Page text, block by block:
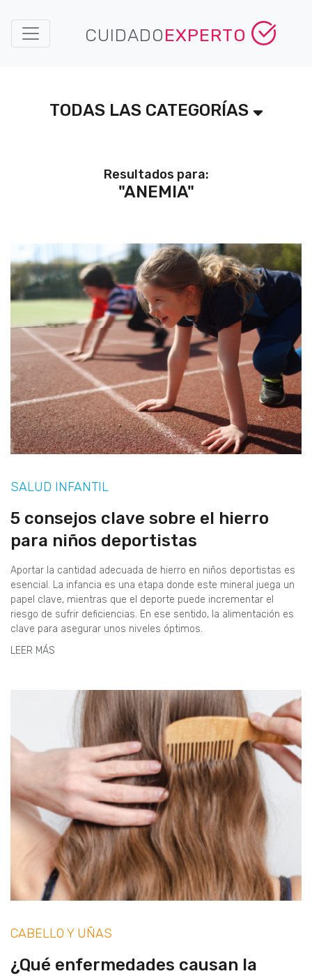
CUIDADOEXPERTO
TODAS LAS CATEGORÍAS
Resultados para:
"ANEMIA"
SALUD INFANTIL
5 consejos clave sobre el hierro
para niños deportistas
Aportar la cantidad adecuada de hierro en niños deportistas es
esencial. La infancia es una etapa donde este mineral juega un
papel clave, mientras que el deporte puede incrementar el
riesgo de sufrir deficiencias. En ese sentido, la alimentación es
clave para asegurar unos niveles óptimos.
LEER MÁS
CABELLO Y UÑAS
¿Qué enfermedades causan la